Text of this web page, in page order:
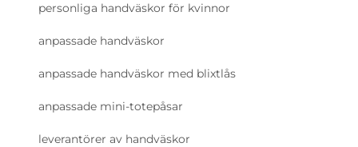
personliga handväskor för kvinnor
anpassade handväskor
anpassade handväskor med blixtlås
anpassade mini-totepåsar
leverantörer av handväskor